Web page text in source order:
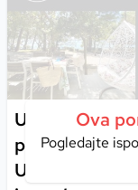
Ova
Pogledajte
Uživajte u
porodične
Urania –